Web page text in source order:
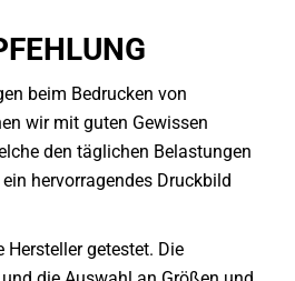
beim Bedrucken von
wir mit guten Gewissen
den täglichen Belastungen
hervorragendes Druckbild
Hersteller getestet. Die